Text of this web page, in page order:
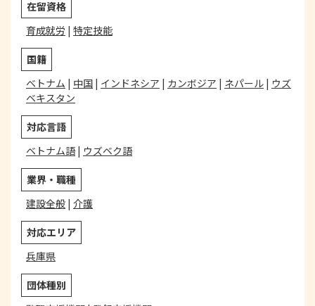
在留資格
育成就労 | 特定技能
国籍
ベトナム | 中国 | インドネシア | カンボジア | ネパール | ウズ
ベキスタン
対応言語
ベトナム語| ウズベク語
業界・職種
建設全般 | 介護
対応エリア
兵庫県
団体種別